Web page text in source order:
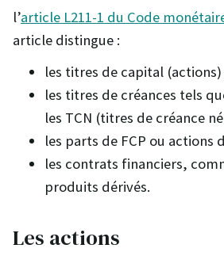
l’article L211-1 du Code
article distingue :
les titres de capital (actions)
les titres de créances tels
les TCN (titres de créance
les parts de FCP ou actions
les contrats financiers,
produits dérivés.
Les actions